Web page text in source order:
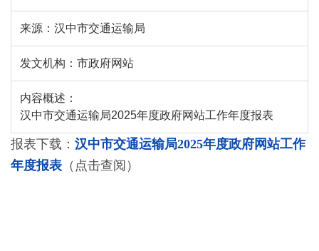
来源： 汉中市交通运输局
发文机构： 市政府网站
内容概述：
汉中市交通运输局2025年度政府网站工作年度报表
报表下载： 汉中市交通运输局2025年度政府网站工作
年度报表 （点击查阅）